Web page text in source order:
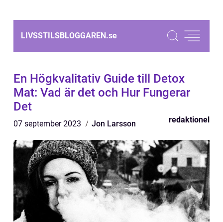
LIVSSTILSBLOGGAREN.se
En Högkvalitativ Guide till Detox
Mat: Vad är det och Hur Fungerar
Det
07 september 2023 Jon Larsson redaktionel